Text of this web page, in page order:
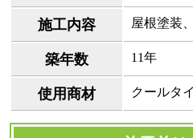
施工内容 屋根塗装
築年数 11年
使用商材 クールタ